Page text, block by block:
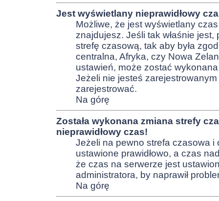
Jest wyświetlany nieprawidłowy
Możliwe, że jest wyświetlany
znajdujesz. Jeśli tak właśnie
strefę czasową, tak aby była
centralna, Afryka, czy Nowa
ustawień, może zostać
Jeżeli nie jesteś
zarejestrować.
Na górę
Została wykonana zmiana strefy
nieprawidłowy czas!
Jeżeli na pewno strefa czasowa i
ustawione prawidłowo, a czas
że czas na serwerze jest
administratora, by naprawił
Na górę